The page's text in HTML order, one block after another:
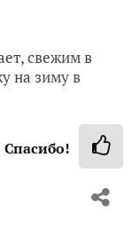
свежим в
на зиму в
Спасибо!